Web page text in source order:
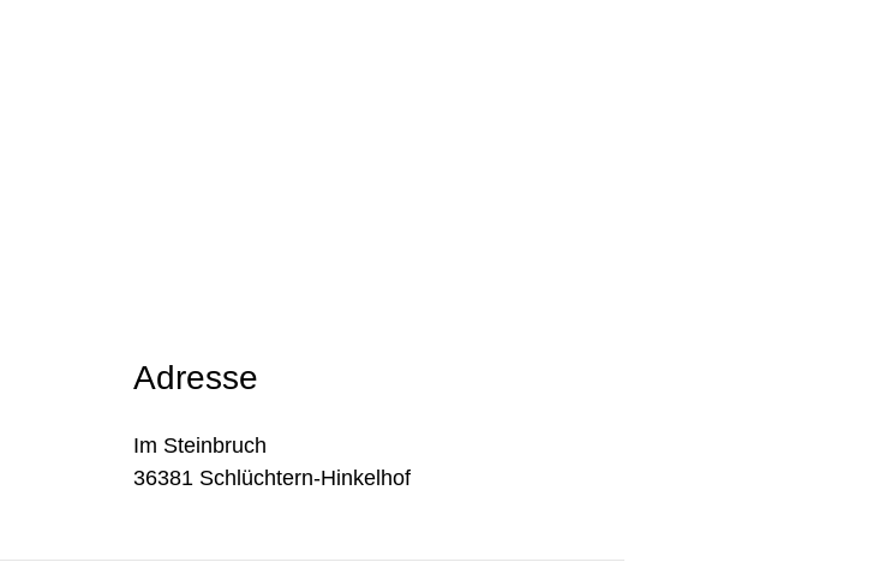
Adresse
Im Steinbruch
36381 Schlüchtern-Hinkelhof